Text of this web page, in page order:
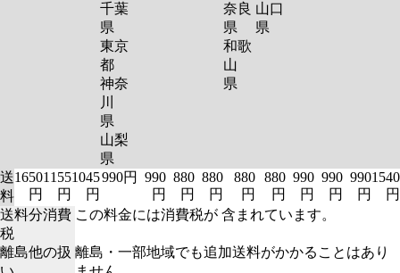
千葉
県
東京
都
神奈
川
県
山梨
県
奈良
県
和歌
山
県
山口
県
送
料
1650
円
1155
円
1045
円
990円
990
円
880
円
880
円
880
円
880
円
990
円
990
円
990
円
1540
円
送料分消費
税
この料金には消費税が 含まれています。
離島他の扱 離島・一部地域でも追加送料がかかることはあり